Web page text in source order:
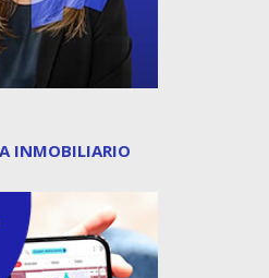
INMOBILIARIO